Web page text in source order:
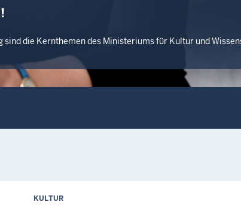
die Kernthemen des Ministeriums für Kultur und
KULTUR